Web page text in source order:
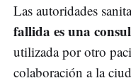
Las autoridades
fallida es una
utilizada por otro
colaboración a la